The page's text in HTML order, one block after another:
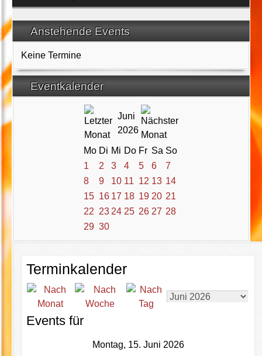
Anstehende Events
Keine Termine
Eventkalender
Juni
2026
Mo Di Mi Do Fr Sa So
1
2 3 4 5 6
7
8
9 10 11 12 13 14
15 16 17 18 19 20 21
22 23 24 25 26 27 28
29 30
Terminkalender
Events für
Montag, 15. Juni 2026